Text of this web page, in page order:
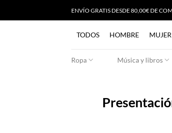
ENVÍO GRATIS DESDE 80,00€ DE
TODOS HOMBRE MUJER
Ropa Música y libros